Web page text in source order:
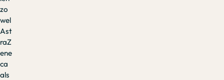
zo
wel
Ast
raZ
ene
ca
als